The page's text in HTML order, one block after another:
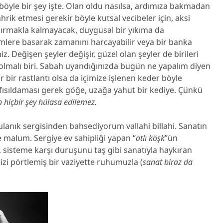
bir şey işte. Olan oldu nasılsa, ardımıza bakmadan
etmesi gerekir böyle kutsal vecibeler için, aksi
kalmayacak, duygusal bir yıkıma da
basarak zamanını harcayabilir veya bir banka
Değişen şeyler değişir, güzel olan şeyler de birileri
biri. Sabah uyandığınızda bugün ne yapalım diyen
bir rastlantı olsa da içimize işlenen keder böyle
gerek göğe, uzağa yahut bir kediye. Çünkü
hiçbir şey hülasa edilemez.
sergisinden bahsediyorum vallahi billahi. Sanatın
Sergiye ev sahipliği yapan ‘‘atlı köşk’’ün
karşı duruşunu taş gibi sanatıyla haykıran
pörtlemiş bir vaziyette ruhumuzla (sanat biraz da